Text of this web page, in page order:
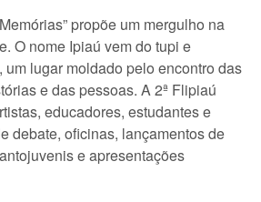
propõe um mergulho na
O nome Ipiaú vem do tupi e
um lugar moldado pelo encontro das
e das pessoas. A 2ª Flipiaú
educadores, estudantes e
debate, oficinas, lançamentos de
e apresentações